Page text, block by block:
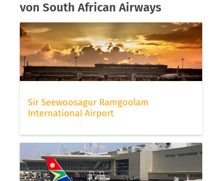
von South African Airways
Sir Seewoosagur Ramgoolam
International Airport